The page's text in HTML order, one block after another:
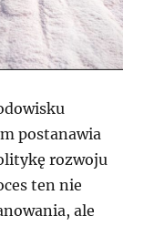
postanawia
rozwoju
ten nie
ale